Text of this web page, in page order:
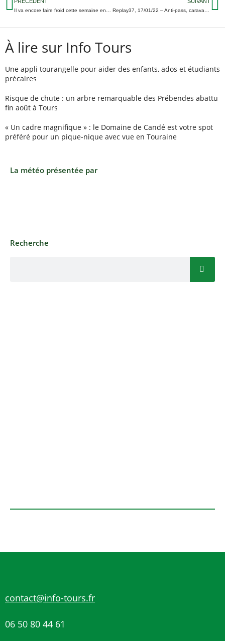
À lire sur Info Tours
Une appli tourangelle pour aider des enfants, ados et étudiants
précaires
Risque de chute : un arbre remarquable des Prébendes abattu
fin août à Tours
« Un cadre magnifique » : le Domaine de Candé est votre spot
préféré pour un pique-nique avec vue en Touraine
La météo présentée par
Recherche
contact@info-tours.fr
06 50 80 44 61